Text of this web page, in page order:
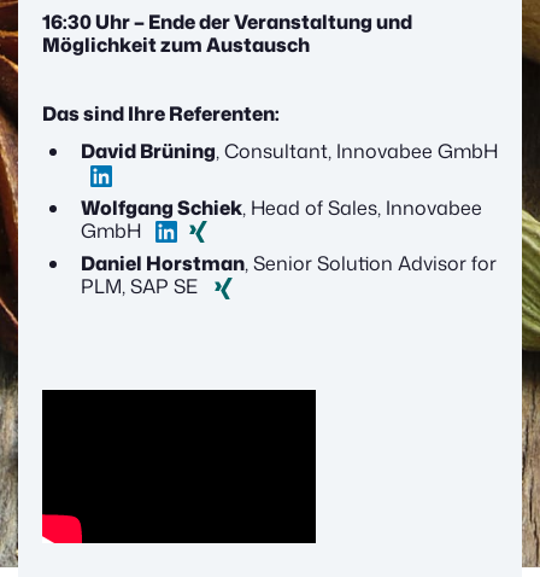
16:30 Uhr – Ende der Veranstaltung und
Möglichkeit zum Austausch
Das sind Ihre Referenten:
David Brüning, Consultant, Innovabee GmbH
Wolfgang Schiek, Head of Sales, Innovabee
GmbH
Daniel Horstman, Senior Solution Advisor for
PLM, SAP SE